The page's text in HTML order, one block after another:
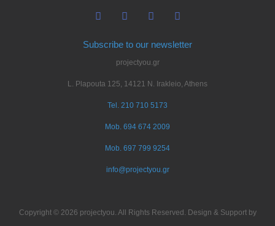
Subscribe to our newsletter
projectyou.gr
L. Plapouta 125, 14121 N. Irakleio, Athens
Tel. 210 710 5173
Mob. 694 674 2009
Mob. 697 799 9254
info@projectyou.gr
Copyright © 2026 projectyou. All Rights Reserved. Design & Support by